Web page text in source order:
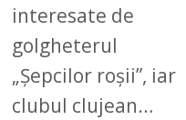
interesate de
golgheterul
„Șepcilor roșii”, iar
clubul clujean…